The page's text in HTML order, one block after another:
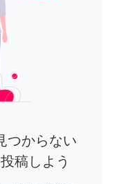
つからない
稿しよう